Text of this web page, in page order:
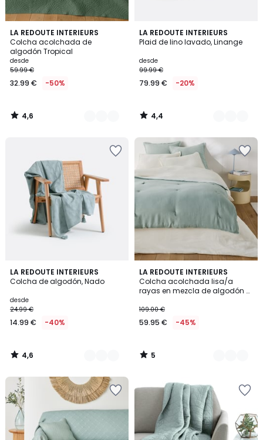
LA REDOUTE INTERIEURS
Colcha acolchada de
algodón Tropical
desde
59.99 €
32.99 € -50%
4,6
/ 5
5
Colores
4,6
/
LA REDOUTE INTERIEURS
Plaid de lino lavado, Linange
desde
99.99 €
79.99 € -20%
4,4
/ 5
5
Colores
4,4
/
LA REDOUTE INTERIEURS
Colcha de algodón, Nado
desde
24.99 €
14.99 € -40%
4,6
/ 5
3
Colores
4,6
/
LA REDOUTE INTERIEURS
Colcha acolchada lisa/a
rayas en mezcla de algodón y
109.00 €
59.95 € -45%
5
/
5
3
Colores
5
/